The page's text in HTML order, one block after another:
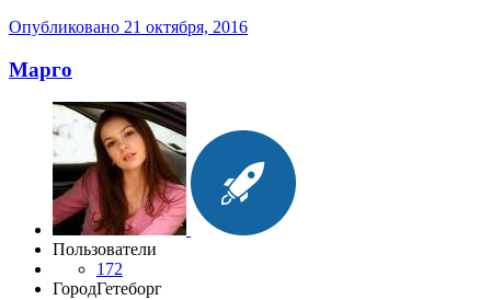
Опубликовано 21 октября, 2016
Марго
Пользователи
172
ГородГетеборг